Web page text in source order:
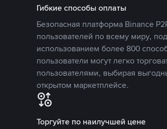
Гибкие способы оплаты
Безопасная платформа Binance
пользователей по всему миру,
использованием более 800
пользователи могут легко
пользователями, выбирая
открытом маркетплейсе.
Торгуйте по наилучшей цене